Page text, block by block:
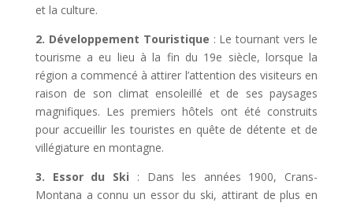
et la culture.
2. Développement Touristique : Le tournant vers le
tourisme a eu lieu à la fin du 19e siècle, lorsque la
région a commencé à attirer l’attention des visiteurs en
raison de son climat ensoleillé et de ses paysages
magnifiques. Les premiers hôtels ont été construits
pour accueillir les touristes en quête de détente et de
villégiature en montagne.
3. Essor du Ski : Dans les années 1900, Crans-
Montana a connu un essor du ski, attirant de plus en